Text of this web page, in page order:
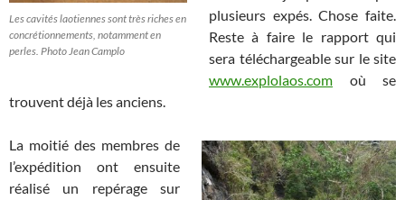
Les cavités laotiennes sont très riches en
concrétionnements, notamment en
perles. Photo Jean Camplo
plusieurs expés. Chose faite.
Reste à faire le rapport qui
sera téléchargeable sur le site
www.explolaos.com où se
trouvent déjà les anciens.
La moitié des membres de
l’expédition ont ensuite
réalisé un repérage sur